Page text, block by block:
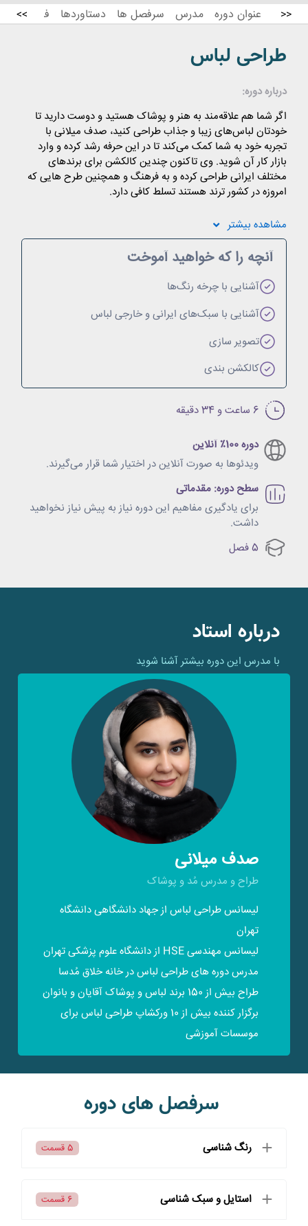
<< عنوان دوره مدرس سرفصل ها دستاوردها فیلم>>
طراحی لباس
درباره دوره:
اگر شما هم علاقه‌مند به هنر و پوشاک هستید و دوست دارید تا
خودتان لباس‌های زیبا و جذاب طراحی کنید، صدف میلانی با
تجربه خود به شما کمک می‌کند تا در این حرفه رشد کرده و وارد
بازار کار آن شوید. وی تاکنون چندین کالکشن برای برندهای
مختلف ایرانی طراحی کرده و به فرهنگ و همچنین طرح هایی که
امروزه در کشور ترند هستند تسلط کافی دارد.
مشاهده بیشتر
آنچه را که خواهید آموخت
آشنایی با چرخه رنگ‌ها
آشنایی با سبک‌های ایرانی و خارجی لباس
تصویر سازی
کالکشن بندی
6 ساعت و 34 دقیقه
دوره‌ 100٪ آنلاین
ویدئو‌ها به صورت آنلاین در اختیار شما قرار می‌گیرند.
سطح دوره: مقدماتی
برای یادگیری مفاهیم این دوره نیاز به پیش نیاز نخواهید
داشت.
5 فصل
درباره استاد
با مدرس این دوره بیشتر آشنا شوید
صدف میلانی
طراح و مدرس مُد و پوشاک
لیسانس طراحی لباس از جهاد دانشگاهی دانشگاه
تهران
لیسانس مهندسی HSE از دانشگاه علوم پزشکی تهران
مدرس دوره های طراحی لباس در خانه خلاق مُدسا
طراح بیش از 150 برند لباس و پوشاک آقایان و بانوان
برگزار کننده بیش از 10 ورکشاپ طراحی لباس برای
موسسات آموزشی
سرفصل های دوره
رنگ شناسی 5 قسمت
استایل و سبک شناسی 6 قسمت